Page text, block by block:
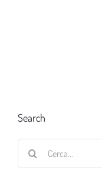
Search